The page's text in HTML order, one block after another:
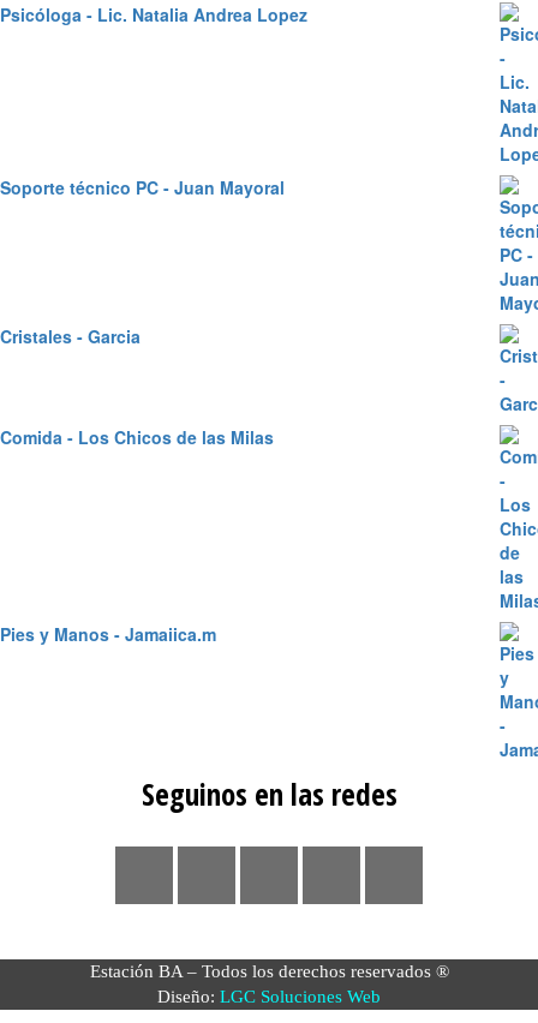
Psicóloga - Lic. Natalia Andrea Lopez
Soporte técnico PC - Juan Mayoral
Cristales - Garcia
Comida - Los Chicos de las Milas
Pies y Manos - Jamaiica.m
Seguinos en las redes
Estación BA – Todos los derechos reservados ®
Diseño: LGC Soluciones Web